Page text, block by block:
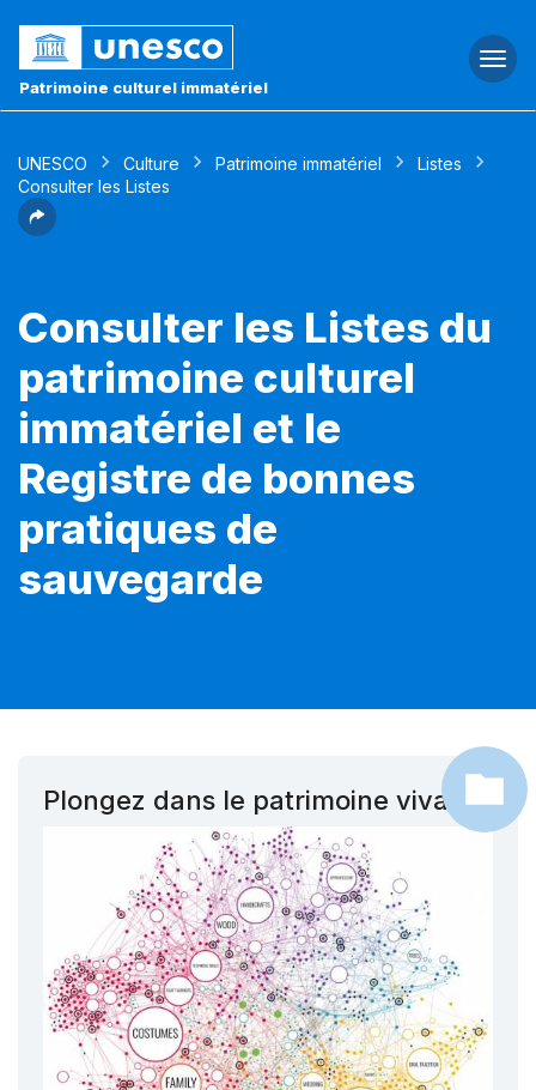
Patrimoine culturel immatériel
UNESCO Culture Patrimoine immatériel
Listes
Consulter les Listes
Consulter les Listes du
patrimoine culturel
immatériel et le
Registre de bonnes
pratiques de
sauvegarde
Plongez dans le patrimoine vivant !